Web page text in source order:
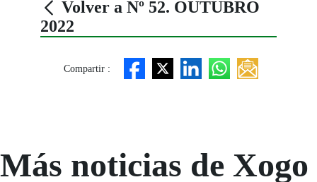
Volver a Nº 52. OUTUBRO
2022
Compartir :
Más noticias de Xogo